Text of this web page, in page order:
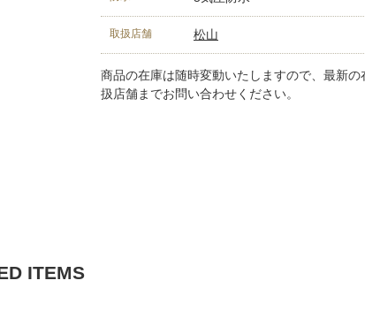
取扱店舗 松山
商品の在庫は随時変動いたしますので、最新の
扱店舗までお問い合わせください。